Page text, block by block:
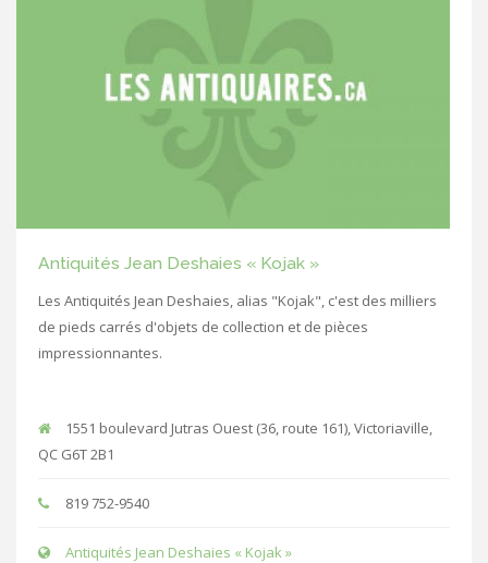
Antiquités Jean Deshaies « Kojak »
Les Antiquités Jean Deshaies, alias "Kojak", c'est des milliers
de pieds carrés d'objets de collection et de pièces
impressionnantes.
1551 boulevard Jutras Ouest (36, route 161), Victoriaville,
QC G6T 2B1
819 752-9540
Antiquités Jean Deshaies « Kojak »